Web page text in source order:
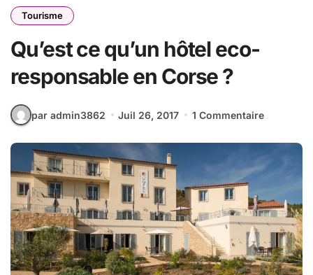
Tourisme
Qu’est ce qu’un hôtel eco-
responsable en Corse ?
par admin3862 Juil 26, 2017 1 Commentaire